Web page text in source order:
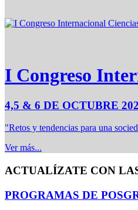
I Congreso
4,5 & 6 DE OCTUBRE
"Retos y tendencias para una
Ver más...
ACTUALÍZATE CON
PROGRAMAS DE